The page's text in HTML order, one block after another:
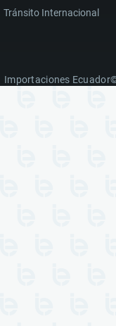
Tránsito Internacional
Importaciones